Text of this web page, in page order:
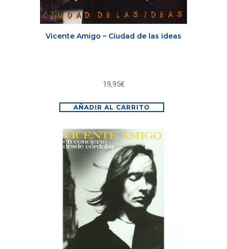
Vicente Amigo – Ciudad de las ideas
19,95€
AÑADIR AL CARRITO